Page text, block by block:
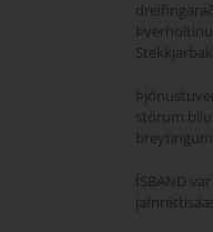
stórum
ÍSBAND